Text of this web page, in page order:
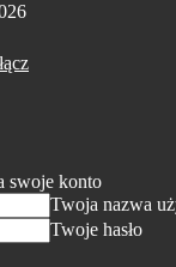
swoje konto
Twoja nazwa
Twoje hasło